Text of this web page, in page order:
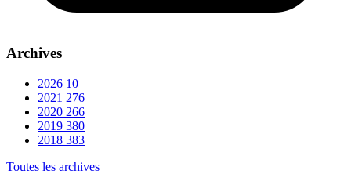
Archives
2026 10
2021 276
2020 266
2019 380
2018 383
Toutes les archives